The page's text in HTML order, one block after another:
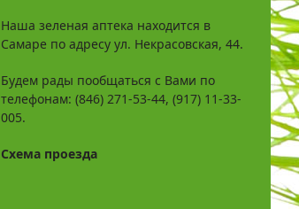
Наша зеленая аптека находится в
Самаре по адресу ул. Некрасовская, 44.
Будем рады пообщаться с Вами по
телефонам: (846) 271-53-44, (917) 11-33-
005.
Схема проезда